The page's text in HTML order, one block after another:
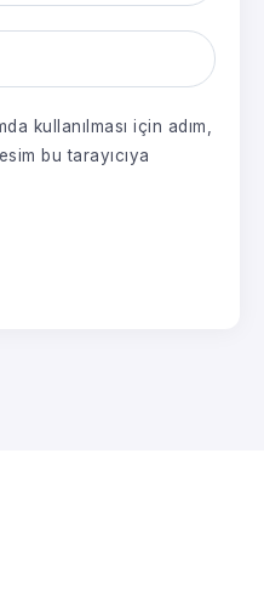
kullanılması için adım,
bu tarayıcıya